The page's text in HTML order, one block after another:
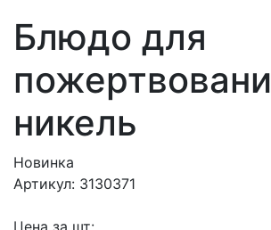
Блюдо для
никель
Новинка
Артикул: 3130371
Цена за шт: